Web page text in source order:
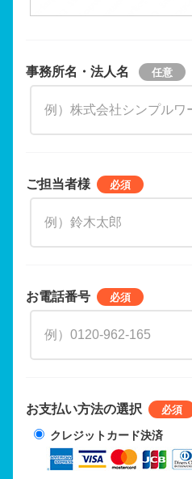
事務所名・法人名
ご担当者様
お電話番号
お支払い方法の選択
クレジットカード決済